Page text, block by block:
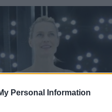
Personal Information